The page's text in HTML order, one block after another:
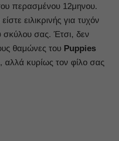
περασμένου 12μηνου.
ειλικρινής για τυχόν
σκύλου σας. Έτσι, δεν
θαμώνες του Puppies
, αλλά κυρίως τον φίλο σας